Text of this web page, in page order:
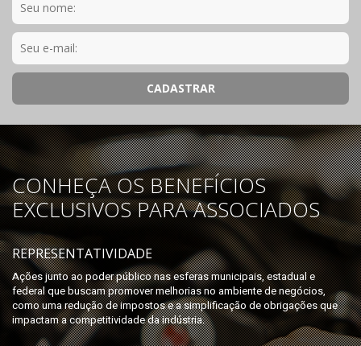
CONHEÇA OS BENEFÍCIOS
EXCLUSIVOS PARA ASSOCIADOS
REPRESENTATIVIDADE
Ações junto ao poder público nas esferas municipais, estadual e
federal que buscam promover melhorias no ambiente de negócios,
como uma redução de impostos e a simplificação de obrigações que
impactam a competitividade da indústria.